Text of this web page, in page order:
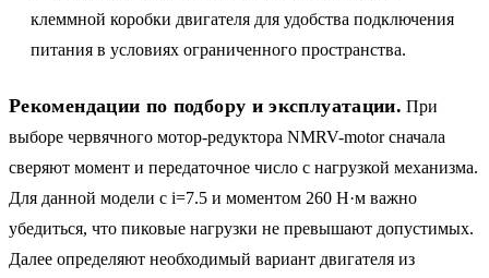
клеммной коробки двигателя для удобства подключения
питания в условиях ограниченного пространства.
Рекомендации по подбору и эксплуатации. При
выборе червячного мотор-редуктора NMRV-motor сначала
сверяют момент и передаточное число с нагрузкой механизма.
Для данной модели с i=7.5 и моментом 260 Н·м важно
убедиться, что пиковые нагрузки не превышают допустимых.
Далее определяют необходимый вариант двигателя из